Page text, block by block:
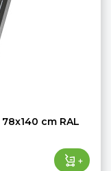
cm RAL
+